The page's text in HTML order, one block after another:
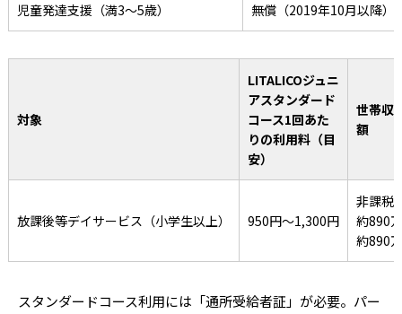
児童発達支援（満3～5歳） 無償（2019年10月以降）
対象
LITALICOジュニ
アスタンダード
コース1回あた
りの利用料（目
安）
世帯収
額
放課後等デイサービス（小学生以上） 950円～1,300円
非課税
約890
約890
スタンダードコース利用には「通所受給者証」が必要。パー